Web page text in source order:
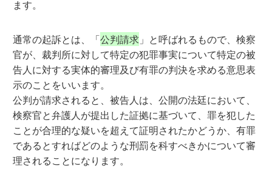
ます。
通常の起訴とは、「公判請求 」と呼ばれるもので、検察
官が、裁判所に対して特定の犯罪事実について特定の被
告人に対する実体的審理及び有罪の判決を求める意思表
示のことをいいます。
公判が請求されると、被告人は、公開の法廷において、
検察官と弁護人が提出した証拠に基づいて、罪を犯した
ことが合理的な疑いを超えて証明されたかどうか、有罪
であるとすればどのような刑罰を科すべきかについて審
理されることになります。